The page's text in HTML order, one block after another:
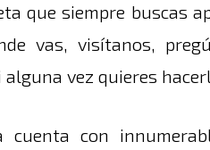
que siempre buscas
vas, visítanos,
alguna vez quieres
cuenta con